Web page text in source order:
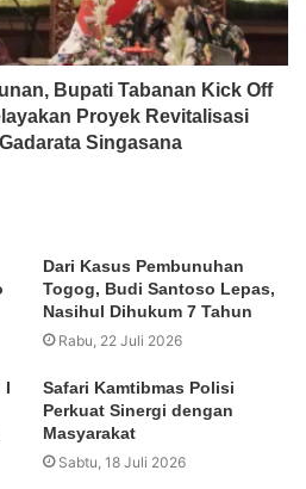
Bupati Tabanan Kick Off
Proyek Revitalisasi
Singasana
Dari Kasus Pembunuhan
Togog, Budi Santoso Lepas,
Nasihul Dihukum 7 Tahun
Rabu, 22 Juli 2026
I
Safari Kamtibmas Polisi
Perkuat Sinergi dengan
Masyarakat
Sabtu, 18 Juli 2026